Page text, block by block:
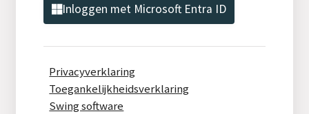
Inloggen met Microsoft Entra ID
Privacyverklaring
Toegankelijkheidsverklaring
Swing software